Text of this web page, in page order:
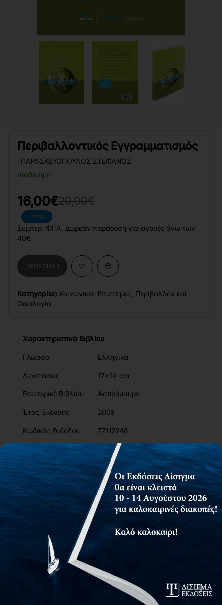
Περιβαλλοντικός Εγγραμματισμός
Διαθέσιμο
: ΠΑΡΑΣΚΕΥΌΠΟΥΛΟΣ ΣΤΈΦΑΝΟΣ
-20%
16,00€20,00€
Συμπερ. ΦΠΑ. Δωρεάν παράδοση για αγορές άνω των
40€
ΠΡΟΣΘΉΚΗ
Κατηγορίες: Κοινωνικές Επιστήμες Περιβάλλον και
Οικολογία
Χαρακτηριστικά Βιβλίου
Γλώσσα Ελληνικά
Διαστάσεις 17x24 cm
Εσωτερικό Βιβλίου Ασπρόμαυρο
Έτος Έκδοσης 2009
Κωδικός Ευδόξου 77112248
Σελίδες 168
ISBN 978-960-9904-81-0
Βάρος 0.30kg
Περιγραφή Περιεχόμενα
Αίτημα για δωρεάν αντίτυπο